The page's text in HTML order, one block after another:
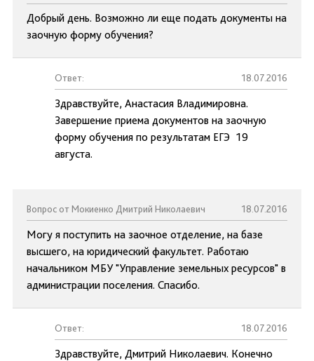
Добрый день. Возможно ли еще подать документы на
заочную форму обучения?
Ответ: 18.07.2016
Здравствуйте, Анастасия Владимировна.
Завершение приема документов на заочную
форму обучения по результатам ЕГЭ 19
августа.
Вопрос от Мокиенко Дмитрий Николаевич 18.07.2016
Могу я поступить на заочное отделение, на базе
высшего, на юридический факультет. Работаю
начальником МБУ "Управление земельных ресурсов" в
администрации поселения. Спасибо.
Ответ: 18.07.2016
Здравствуйте, Дмитрий Николаевич. Конечно